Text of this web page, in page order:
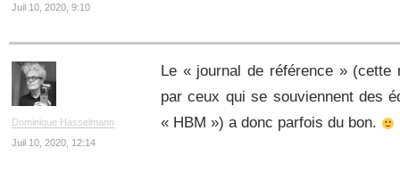
Juil 10, 2020, 9:10
Dominique Hasselmann
Juil 10, 2020, 12:14
Le « journal de référence » (cette
par ceux qui se souviennent des
« HBM ») a donc parfois du bon.